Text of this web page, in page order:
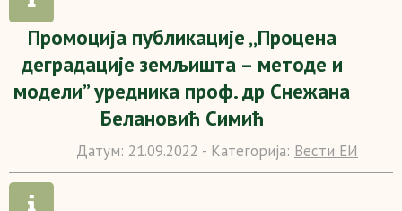
Промоција публикације ‚‚Процена
деградације земљишта – методе и
модели” уредника проф. др Снежана
Белановић Симић
Датум: 21.09.2022 - Категорија: Вести ЕИ